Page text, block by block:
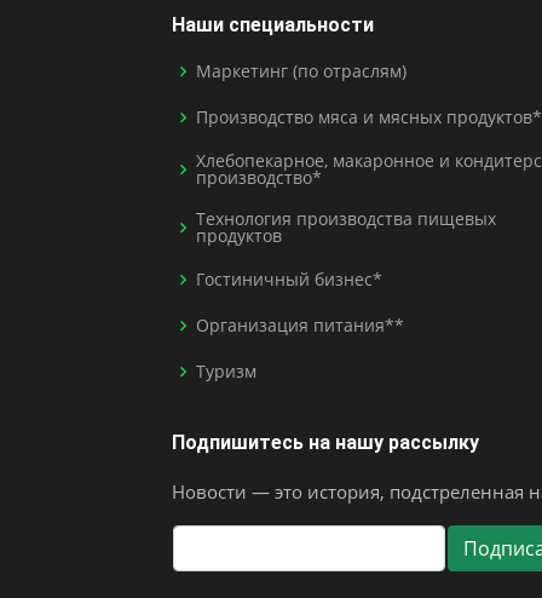
Наши специальности
Маркетинг (по отраслям)
Производство мяса и мясных продуктов*
Хлебопекарное, макаронное и
производство*
Технология производства пищевых
продуктов
Гостиничный бизнес*
Организация питания**
Туризм
Подпишитесь на нашу рассылку
Новости — это история, подстреленная